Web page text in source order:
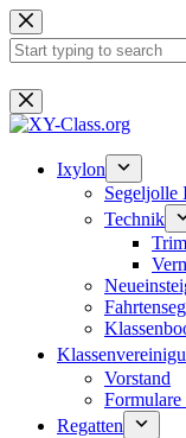
Zum
Inhalt
springen
Keine
Ergebnisse
Ixylon
Segeljolle
Technik
Vorstand
Regatten